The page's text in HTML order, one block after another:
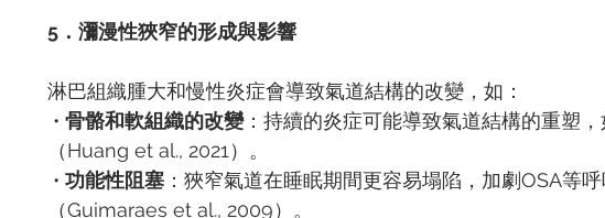
5．瀰漫性狹窄的形成與影響
淋巴組織腫大和慢性炎症會導致氣道結構的改變，如：
• 骨骼和軟組織的改變：持續的炎症可能導致氣道結構的重塑
（Huang et al., 2021）。
• 功能性阻塞 ：狹窄氣道在睡眠期間更容易塌陷，加劇OSA等
（Guimaraes et al., 2009）。